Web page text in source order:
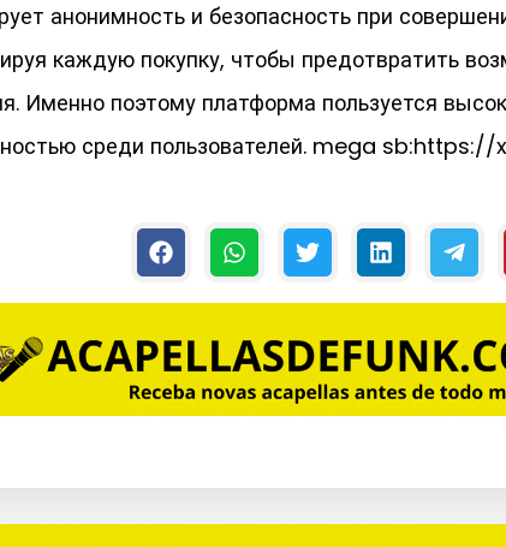
анонимность и безопасность при
каждую покупку, чтобы предотвратить
Именно поэтому платформа пользуется
среди пользователей. mega